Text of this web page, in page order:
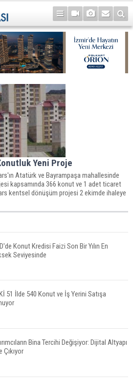
Yeni Proje
Atatürk ve Bayrampaşa mahallesinde
kapsamında 366 konut ve 1 adet ticaret
kentsel dönüşüm projesi 2 ekimde ihaleye
Konut Kredisi Faizi Son Bir Yılın En
Seviyesinde
51 İlde 540 Konut ve İş Yerini Satışa
Bina Tercihi Değişiyor: Dijital Altyapı
Çıkıyor